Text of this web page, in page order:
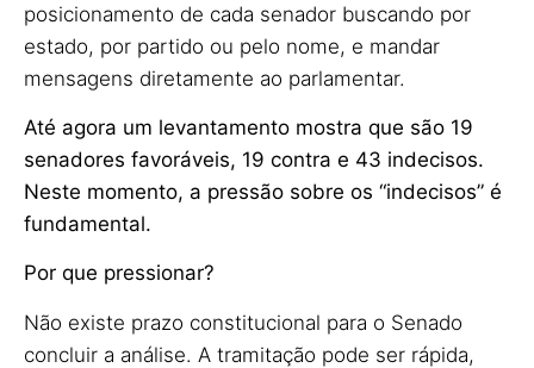
posicionamento de cada senador buscando por
estado, por partido ou pelo nome, e mandar
mensagens diretamente ao parlamentar.
Até agora um levantamento mostra que são 19
senadores favoráveis, 19 contra e 43 indecisos.
Neste momento, a pressão sobre os “indecisos” é
fundamental.
Por que pressionar?
Não existe prazo constitucional para o Senado
concluir a análise. A tramitação pode ser rápida,